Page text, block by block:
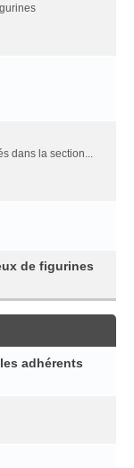
dans la section...
de figurines
adhérents